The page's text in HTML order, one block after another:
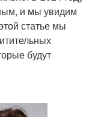
и мы увидим
статье мы
будут